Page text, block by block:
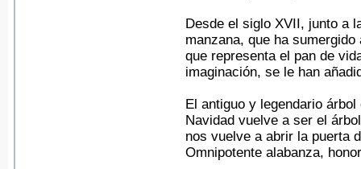
Desde el siglo XVII, junto a
manzana, que ha
que representa el pan de
imaginación, se le han
El antiguo y legendario
Navidad vuelve a ser el
nos vuelve a abrir la puerta
Omnipotente alabanza,